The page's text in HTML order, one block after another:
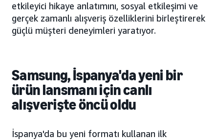
etkileyici hikaye anlatımını, sosyal etkileşimi ve
gerçek zamanlı alışveriş özelliklerini birleştirerek
güçlü müşteri deneyimleri yaratıyor.
Samsung, İspanya'da yeni bir
ürün lansmanı için canlı
alışverişte öncü oldu
İspanya'da bu yeni formatı kullanan ilk